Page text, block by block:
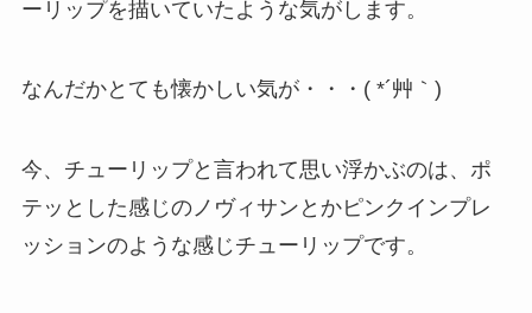
ーリップを描いていたような気がします。
なんだかとても懐かしい気が・・・( *´艸｀)
今、チューリップと言われて思い浮かぶのは、ポ
テッとした感じのノヴィサンとかピンクインプレ
ッションのような感じチューリップです。